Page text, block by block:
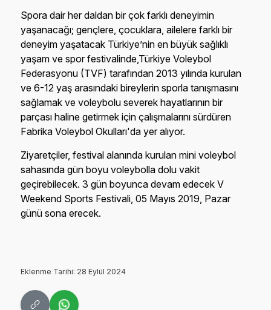
Spora dair her daldan bir çok farklı deneyimin
yaşanacağı; gençlere, çocuklara, ailelere farklı bir
deneyim yaşatacak Türkiye’nin en büyük sağlıklı
yaşam ve spor festivalinde,Türkiye Voleybol
Federasyonu (TVF) tarafından 2013 yılında kurulan
ve 6-12 yaş arasındaki bireylerin sporla tanışmasını
sağlamak ve voleybolu severek hayatlarının bir
parçası haline getirmek için çalışmalarını sürdüren
Fabrika Voleybol Okulları'da yer alıyor.
Ziyaretçiler, festival alanında kurulan mini voleybol
sahasında gün boyu voleybolla dolu vakit
geçirebilecek. 3 gün boyunca devam edecek V
Weekend Sports Festivali, 05 Mayıs 2019, Pazar
günü sona erecek.
Eklenme Tarihi: 28 Eylül 2024